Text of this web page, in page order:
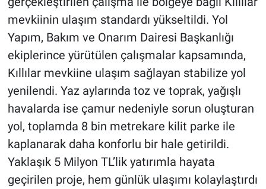
mevkiinin ulaşım standardı yükseltildi. Yol
Yapım, Bakım ve Onarım Dairesi Başkanlığı
ekiplerince yürütülen çalışmalar kapsamında,
Kıllılar mevkiine ulaşım sağlayan stabilize yol
yenilendi. Yaz aylarında toz ve toprak, yağışlı
havalarda ise çamur nedeniyle sorun oluşturan
yol, toplamda 8 bin metrekare kilit parke ile
kaplanarak daha konforlu bir hale getirildi.
Yaklaşık 5 Milyon TL’lik yatırımla hayata
geçirilen proje, hem günlük ulaşımı kolaylaştırdı
Güvenlik
Bölge